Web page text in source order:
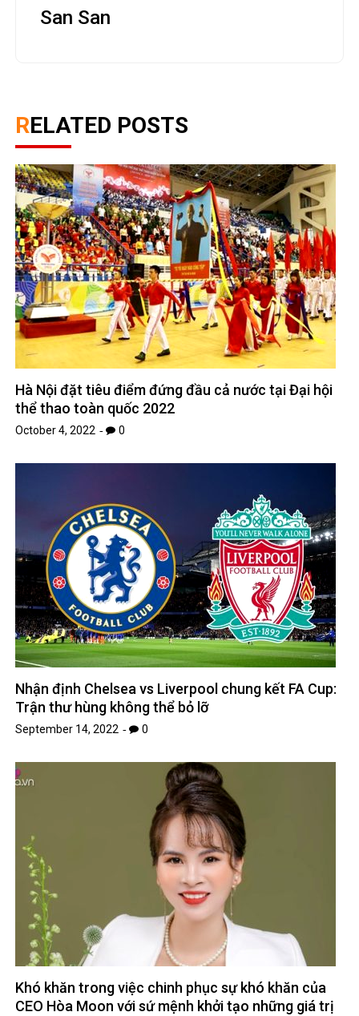
San San
RELATED POSTS
Hà Nội đặt tiêu điểm đứng đầu cả nước tại Đại hội
thể thao toàn quốc 2022
October 4, 2022 0
Nhận định Chelsea vs Liverpool chung kết FA Cup:
Trận thư hùng không thể bỏ lỡ
September 14, 2022 0
Khó khăn trong việc chinh phục sự khó khăn của
CEO Hòa Moon với sứ mệnh khởi tạo những giá trị